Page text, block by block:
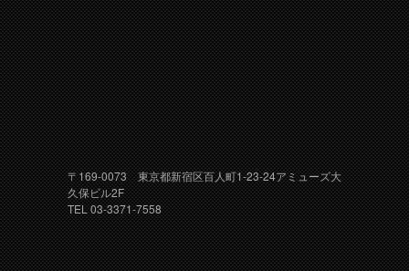
〒169-0073 東京都新宿区百人町1-23-24アミューズ大
久保ビル2F
TEL 03-3371-7558